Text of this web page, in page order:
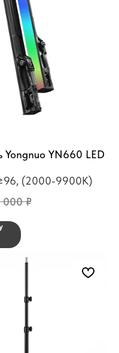
Yongnuo YN660 LED
(2000-9900K)
000 ₽